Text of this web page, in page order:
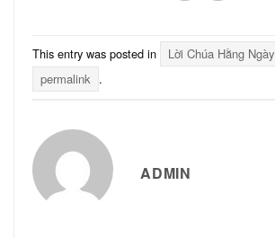
This entry was posted in Lời Chúa Hằng Ngày
permalink .
ADMIN